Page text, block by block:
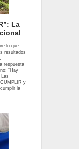
La
lo que
resultados
respuesta
“Hay
Las
y
la